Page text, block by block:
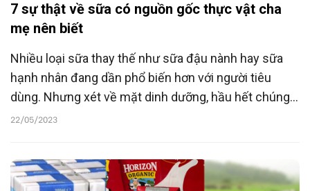
7 sự thật về sữa có nguồn gốc thực vật cha
mẹ nên biết
Nhiều loại sữa thay thế như sữa đậu nành hay sữa
hạnh nhân đang dần phổ biến hơn với người tiêu
dùng. Nhưng xét về mặt dinh dưỡng, hầu hết chúng
không tương xứng với sữa bò. Gần đây, Cục quản lý
này.
22/05/2023